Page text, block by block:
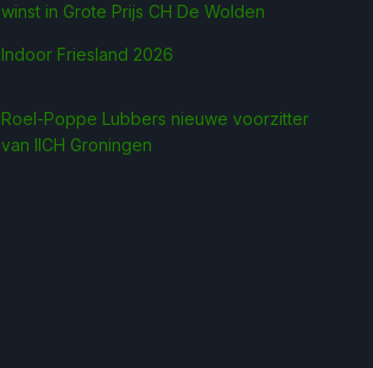
winst in Grote Prijs CH De Wolden
Indoor Friesland 2026
Roel-Poppe Lubbers nieuwe voorzitter
van IICH Groningen